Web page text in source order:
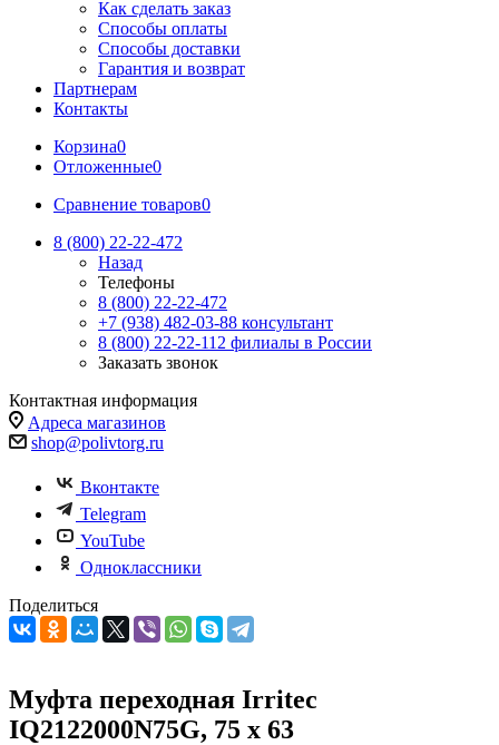
Как сделать заказ
Способы оплаты
Способы доставки
Гарантия и возврат
Партнерам
Контакты
Корзина0
Отложенные0
Сравнение товаров0
8 (800) 22-22-472
Назад
Телефоны
8 (800) 22-22-472
+7 (938) 482-03-88 консультант
8 (800) 22-22-112 филиалы в России
Заказать звонок
Контактная информация
Адреса магазинов
shop@polivtorg.ru
Вконтакте
Telegram
YouTube
Одноклассники
Поделиться
Муфта переходная Irritec
IQ2122000N75G, 75 х 63